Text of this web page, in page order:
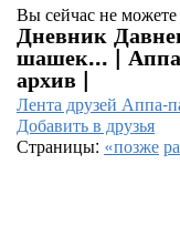
Вы сейчас не
Дневник
шашек... |
архив |
Лента друзей Аппа-
Добавить в друзья
Страницы: «позже